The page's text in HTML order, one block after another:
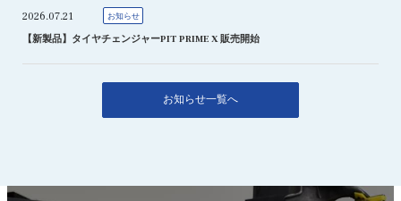
2026.07.21 お知らせ
【新製品】タイヤチェンジャーPIT PRIME X 販売開始
お知らせ一覧へ